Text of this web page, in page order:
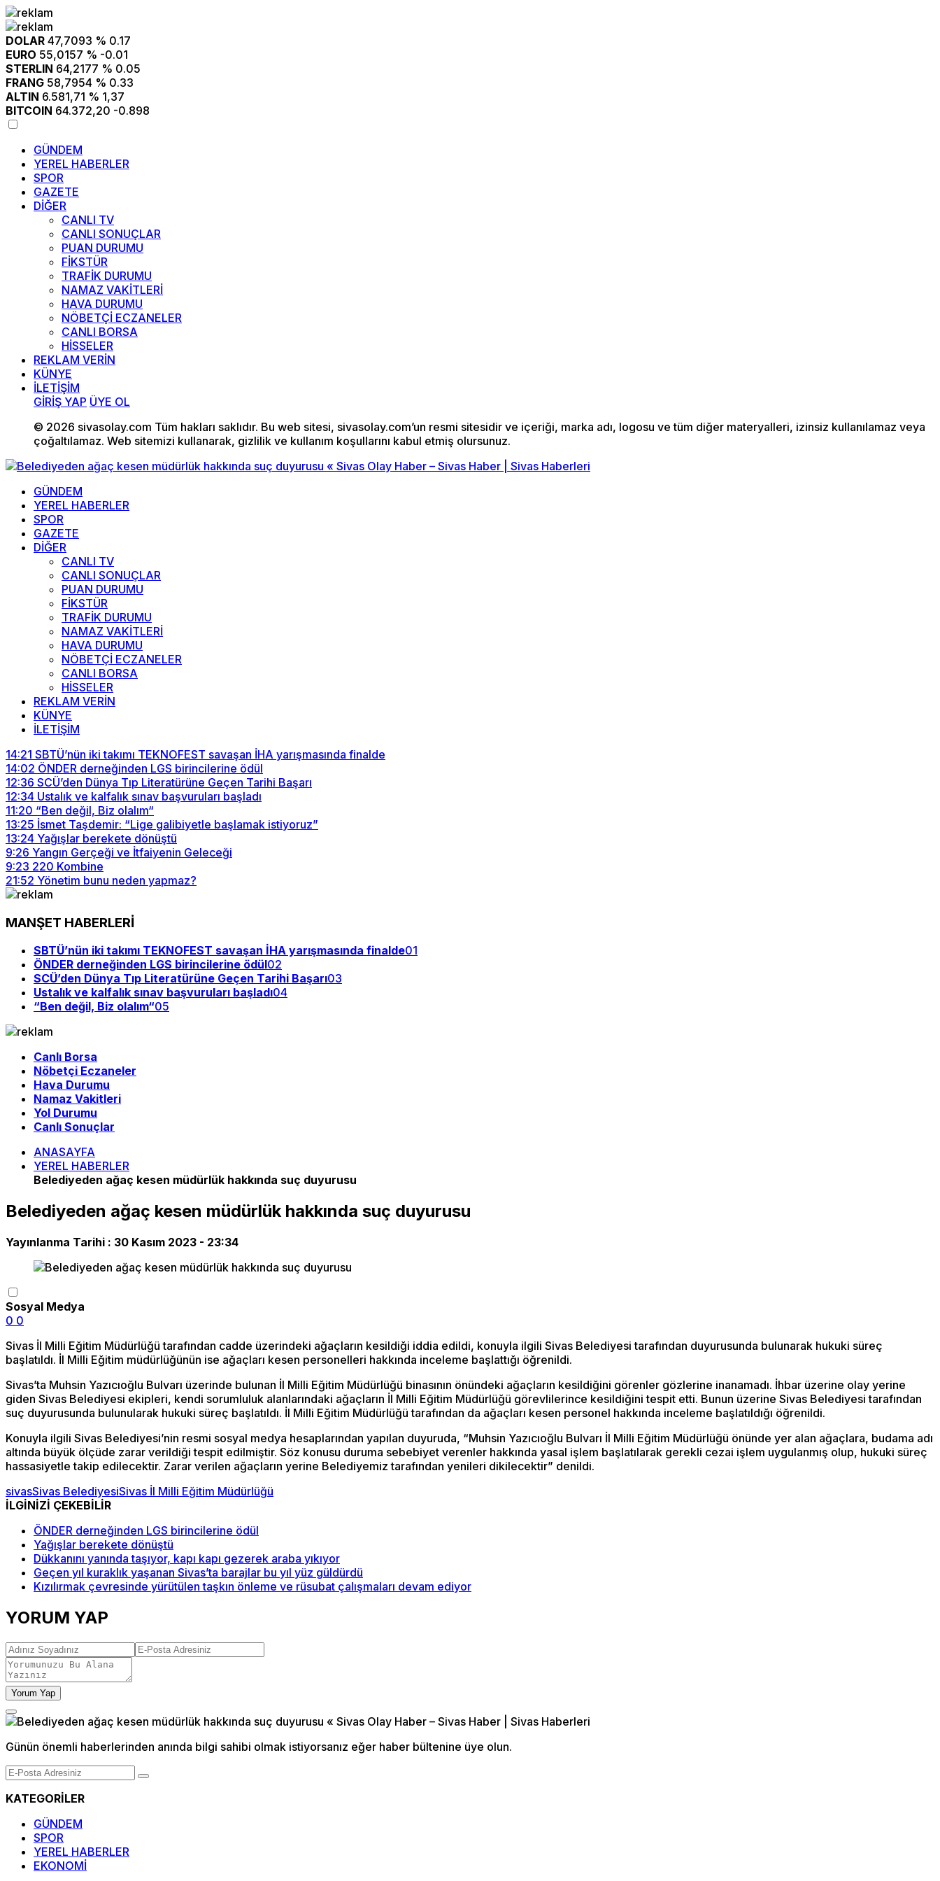
DOLAR 47,7093 % 0.17
EURO 55,0157 % -0.01
STERLIN 64,2177 % 0.05
FRANG 58,7954 % 0.33
ALTIN 6.581,71 % 1,37
BITCOIN 64.372,20 -0.898
GÜNDEM
YEREL HABERLER
SPOR
GAZETE
DİĞER
CANLI TV
CANLI SONUÇLAR
PUAN DURUMU
FİKSTÜR
TRAFİK DURUMU
NAMAZ VAKİTLERİ
HAVA DURUMU
NÖBETÇİ ECZANELER
CANLI BORSA
HİSSELER
REKLAM VERİN
KÜNYE
İLETİŞİM
GİRİŞ YAP ÜYE OL
© 2026 sivasolay.com Tüm hakları saklıdır. Bu web sitesi, sivasolay.com’un resmi sitesidir ve içeriği, marka adı, logosu ve tüm diğer materyalleri, izinsiz kullanılamaz veya
çoğaltılamaz. Web sitemizi kullanarak, gizlilik ve kullanım koşullarını kabul etmiş olursunuz.
GÜNDEM
YEREL HABERLER
SPOR
GAZETE
DİĞER
CANLI TV
CANLI SONUÇLAR
PUAN DURUMU
FİKSTÜR
TRAFİK DURUMU
NAMAZ VAKİTLERİ
HAVA DURUMU
NÖBETÇİ ECZANELER
CANLI BORSA
HİSSELER
REKLAM VERİN
KÜNYE
İLETİŞİM
14:21 SBTÜ’nün iki takımı TEKNOFEST savaşan İHA yarışmasında finalde
14:02 ÖNDER derneğinden LGS birincilerine ödül
12:36 SCÜ’den Dünya Tıp Literatürüne Geçen Tarihi Başarı
12:34 Ustalık ve kalfalık sınav başvuruları başladı
11:20 “Ben değil, Biz olalım“
13:25 İsmet Taşdemir: “Lige galibiyetle başlamak istiyoruz”
13:24 Yağışlar berekete dönüştü
9:26 Yangın Gerçeği ve İtfaiyenin Geleceği
9:23 220 Kombine
21:52 Yönetim bunu neden yapmaz?
MANŞET HABERLERİ
SBTÜ’nün iki takımı TEKNOFEST savaşan İHA yarışmasında finalde01
ÖNDER derneğinden LGS birincilerine ödül02
SCÜ’den Dünya Tıp Literatürüne Geçen Tarihi Başarı03
Ustalık ve kalfalık sınav başvuruları başladı04
“Ben değil, Biz olalım“05
Canlı Borsa
Nöbetçi Eczaneler
Hava Durumu
Namaz Vakitleri
Yol Durumu
Canlı Sonuçlar
ANASAYFA
YEREL HABERLER
Belediyeden ağaç kesen müdürlük hakkında suç duyurusu
Belediyeden ağaç kesen müdürlük hakkında suç duyurusu
Yayınlanma Tarihi : 30 Kasım 2023 - 23:34
Sosyal Medya
0 0
Sivas İl Milli Eğitim Müdürlüğü tarafından cadde üzerindeki ağaçların kesildiği iddia edildi, konuyla ilgili Sivas Belediyesi tarafından duyurusunda bulunarak hukuki süreç
başlatıldı. İl Milli Eğitim müdürlüğünün ise ağaçları kesen personelleri hakkında inceleme başlattığı öğrenildi.
Sivas’ta Muhsin Yazıcıoğlu Bulvarı üzerinde bulunan İl Milli Eğitim Müdürlüğü binasının önündeki ağaçların kesildiğini görenler gözlerine inanamadı. İhbar üzerine olay yerine
giden Sivas Belediyesi ekipleri, kendi sorumluluk alanlarındaki ağaçların İl Milli Eğitim Müdürlüğü görevlilerince kesildiğini tespit etti. Bunun üzerine Sivas Belediyesi tarafından
suç duyurusunda bulunularak hukuki süreç başlatıldı. İl Milli Eğitim Müdürlüğü tarafından da ağaçları kesen personel hakkında inceleme başlatıldığı öğrenildi.
Konuyla ilgili Sivas Belediyesi’nin resmi sosyal medya hesaplarından yapılan duyuruda, “Muhsin Yazıcıoğlu Bulvarı İl Milli Eğitim Müdürlüğü önünde yer alan ağaçlara, budama adı
altında büyük ölçüde zarar verildiği tespit edilmiştir. Söz konusu duruma sebebiyet verenler hakkında yasal işlem başlatılarak gerekli cezai işlem uygulanmış olup, hukuki süreç
hassasiyetle takip edilecektir. Zarar verilen ağaçların yerine Belediyemiz tarafından yenileri dikilecektir” denildi.
sivasSivas BelediyesiSivas İl Milli Eğitim Müdürlüğü
İLGİNİZİ ÇEKEBİLİR
ÖNDER derneğinden LGS birincilerine ödül
Yağışlar berekete dönüştü
Dükkanını yanında taşıyor, kapı kapı gezerek araba yıkıyor
Geçen yıl kuraklık yaşanan Sivas’ta barajlar bu yıl yüz güldürdü
Kızılırmak çevresinde yürütülen taşkın önleme ve rüsubat çalışmaları devam ediyor
YORUM YAP
Yorum Yap
Günün önemli haberlerinden anında bilgi sahibi olmak istiyorsanız eğer haber bültenine üye olun.
KATEGORİLER
GÜNDEM
SPOR
YEREL HABERLER
EKONOMİ